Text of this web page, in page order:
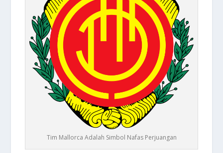
Tim Mallorca Adalah Simbol Nafas Perjuangan